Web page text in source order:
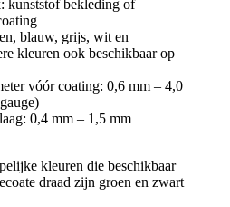
kunststof bekleding of
blauw, grijs, wit en
kleuren ook beschikbaar op
vóór coating: 0,6 mm – 4,0
0,4 mm – 1,5 mm